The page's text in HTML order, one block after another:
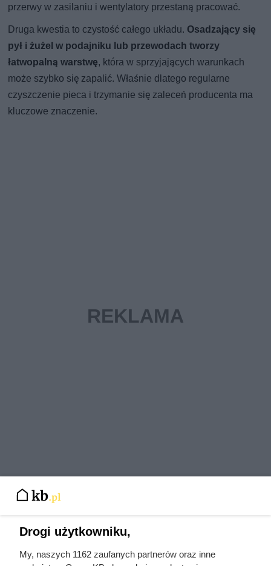
przerwy w zasilaniu i wentylatory przestaną pracować.
Druga kwestia to czystość całego układu. Osadzający się
pył i żużel w podajniku lub przewodach tworzy
łatwopalną warstwę, która w sprzyjających warunkach
może szybko się zapalić. Właśnie dlatego regularne
czyszczenie pieca i trzymanie się zaleceń producenta ma
kluczowe znaczenie.
Jak zapobiec cofce w piecu na
pellet
Drogi użytkowniku,
My, naszych 1162 zaufanych partnerów oraz inne